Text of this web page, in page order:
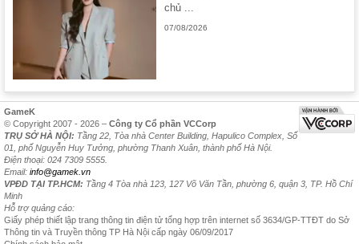
chủ ...
07/08/2026
GameK
© Copyright 2007 - 2026 – Công ty Cổ phần VCCorp
TRỤ SỞ HÀ NỘI: Tầng 22, Tòa nhà Center Building, Hapulico Complex, Số
01, phố Nguyễn Huy Tưởng, phường Thanh Xuân, thành phố Hà Nội.
Điện thoại: 024 7309 5555.
Email: info@gamek.vn
VPĐD TẠI TP.HCM: Tầng 4 Tòa nhà 123, 127 Võ Văn Tần, phường 6, quận 3, TP. Hồ Chí
Minh
Hỗ trợ quảng cáo:
Giấy phép thiết lập trang thông tin điện tử tổng hợp trên internet số 3634/GP-TTĐT do Sở
Thông tin và Truyền thông TP Hà Nội cấp ngày 06/09/2017